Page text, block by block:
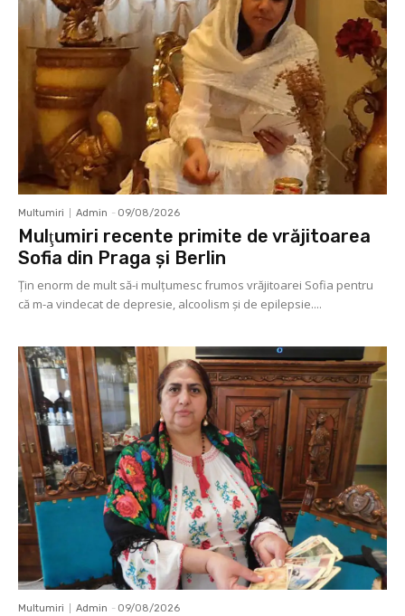
Multumiri Admin - 09/08/2026
Mulţumiri recente primite de vrăjitoarea
Sofia din Praga și Berlin
Ţin enorm de mult să-i mulţumesc frumos vrăjitoarei Sofia pentru
că m-a vindecat de depresie, alcoolism şi de epilepsie....
Multumiri Admin - 09/08/2026